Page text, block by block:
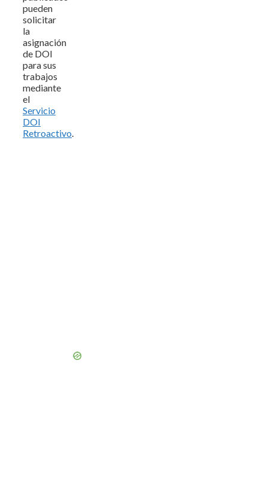
pueden
solicitar
la
asignación
de DOI
para sus
trabajos
mediante
el
Servicio
DOI
Retroactivo.